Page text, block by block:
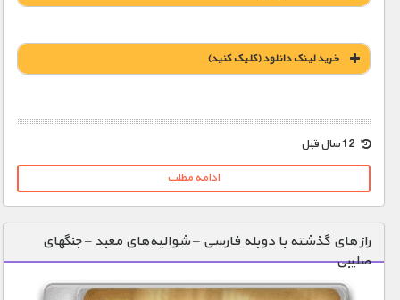
خريد لينک دانلود (کليک کنيد)
1900 تومان – خريد لينک دانلود (افزودن به سبد خريد)
ادامه مطلب
راز های گذشته با دوبله فارسی – شوالیه‌های معبد – جنگهای
صلیبی